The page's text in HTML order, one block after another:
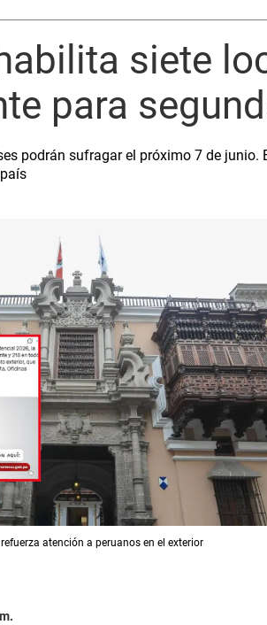
siete
para
podrán sufragar el próximo 7 de
atención a peruanos en el exterior